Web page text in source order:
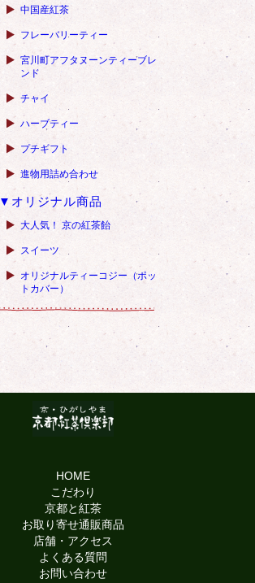
中国産紅茶
フレーバリーティー
宮川町アフタヌーンティーブレ
ンド
チャイ
ハーブティー
プチギフト
進物用詰め合わせ
▼オリジナル商品
大人気！ 京の紅茶飴
スイーツ
オリジナルティーコジー（ポッ
トカバー）
HOME
こだわり
京都と紅茶
お取り寄せ通販商品
店舗・アクセス
よくある質問
お問い合わせ